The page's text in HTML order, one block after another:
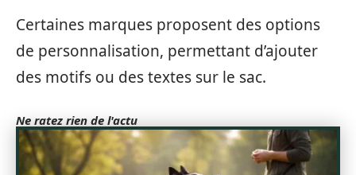
Certaines marques proposent des options
de personnalisation, permettant d’ajouter
des motifs ou des textes sur le sac.
Ne ratez rien de l'actu